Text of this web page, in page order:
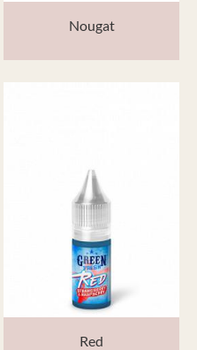
Nougat
Red